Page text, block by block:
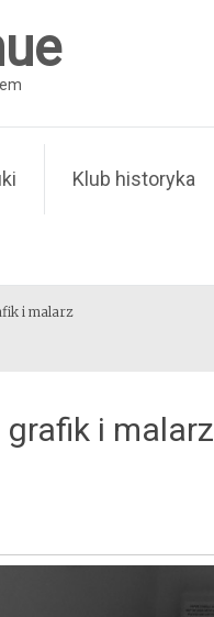
Klub historyka
i malarz
grafik i malarz